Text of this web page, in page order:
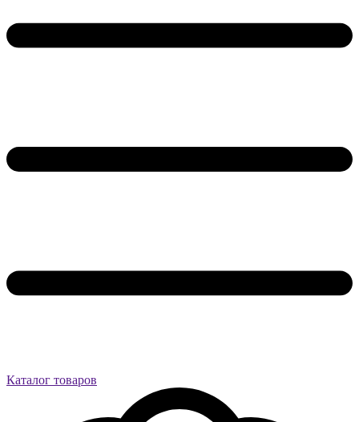
Каталог товаров